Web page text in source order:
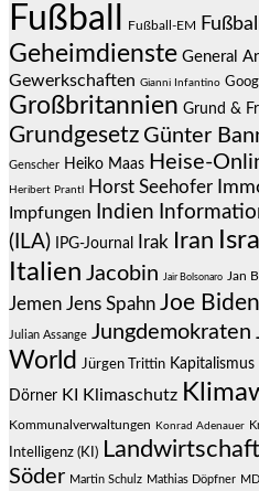
Fußball Fußball-EM
Geheimdienste General
Gewerkschaften Gianni Infantino
Großbritannien Grund &
Grundgesetz Günter
Genscher Heiko Maas Heise-
Heribert Prantl Horst Seehofer
Impfungen Indien
(ILA)
IPG-Journal Irak Iran
Italien Jacobin Jair Bolsonaro Jan
Jemen Jens Spahn Joe Biden
Julian Assange Jungdemokraten
World Jürgen Trittin Kapitalismus
Dörner KI Klimaschutz
Kommunalverwaltungen Konrad Adenauer
Intelligenz (KI) Landwirtschaft
Söder Martin Schulz Mathias Döpfner